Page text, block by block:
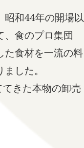
昭和44年の開場以
、食のプロ集団
た食材を一流の料
した。
きた本物の卸売